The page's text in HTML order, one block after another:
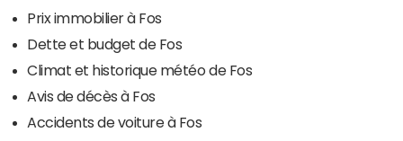
Prix immobilier à Fos
Dette et budget de Fos
Climat et historique météo de Fos
Avis de décès à Fos
Accidents de voiture à Fos